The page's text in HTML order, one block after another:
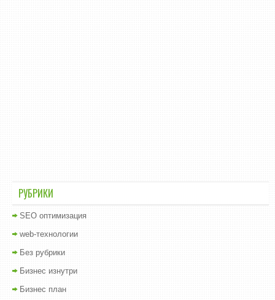
РУБРИКИ
SEO оптимизация
web-технологии
Без рубрики
Бизнес изнутри
Бизнес план